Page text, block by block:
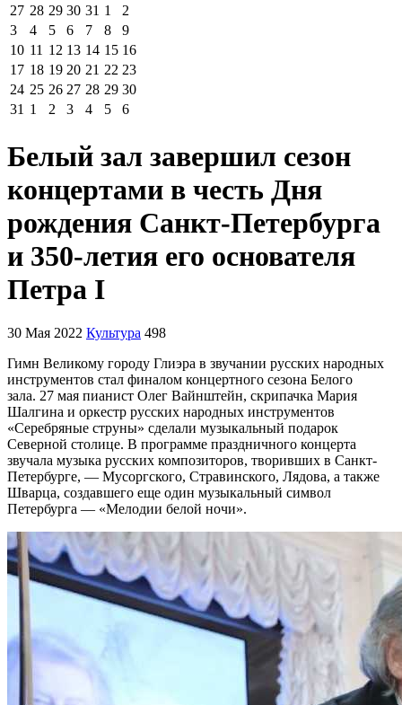
27 28 29 30 31 1
2
3
4 5 6 7 8
9
10 11 12 13 14 15 16
17 18 19 20 21 22 23
24 25 26 27 28 29 30
31 1 2 3 4 5 6
Белый зал завершил сезон
концертами в честь Дня
рождения Санкт-Петербурга
и 350-летия его основателя
Петра I
30 Мая 2022 Культура 498
Гимн Великому городу Глиэра в звучании русских народных
инструментов стал финалом концертного сезона Белого
зала. 27 мая пианист Олег Вайнштейн, скрипачка Мария
Шалгина и оркестр русских народных инструментов
«Серебряные струны» сделали музыкальный подарок
Северной столице. В программе праздничного концерта
звучала музыка русских композиторов, творивших в Санкт-
Петербурге, — Мусоргского, Стравинского, Лядова, а также
Шварца, создавшего еще один музыкальный символ
Петербурга — «Мелодии белой ночи».